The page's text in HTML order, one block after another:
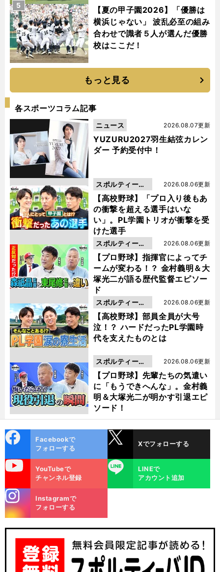
【夏の甲子園2026】「優勝は
横浜じゃない」 波乱必至の組み
合わせで識者５人が選んだ優勝
校はここだ！
5
もっと見る
各スポーツコラム記事
YUZURU2027羽生結弦カレン
ダー 予約受付中！
2026.08.07更新
ニュース
【高校野球】「プロ入り後もあ
の衝撃を超える選手はいな
い」。PL学園トリオが衝撃を受
けた選手
2026.08.06更新
スポルティーバ
動画
【プロ野球】指揮官によってチ
ームが変わる！？ 金村義明＆大
塚光二が語る歴代監督エピソー
ド
2026.08.06更新
スポルティーバ
動画
【高校野球】部員全員が大号
泣！？ ハードだったPL学園時
代を支えたものとは
2026.08.06更新
スポルティーバ
動画
【プロ野球】先輩たちの気遣い
に「もうできへんな」。金村義
明＆大塚光二が明かす引退エピ
ソード！
2026.08.06更新
スポルティーバ
動画
ok
Facebookで
フォローする
Xでフォローする
YouTubeで
チャンネル登録
LINE
LINEで
アカウント追加
m
Instagramで
フォローする